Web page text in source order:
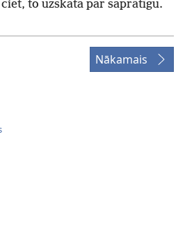
to uzskata par saprātīgu.
Nākamais